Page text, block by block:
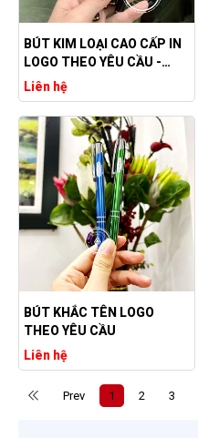
BÚT KIM LOẠI CAO CẤP IN
LOGO THEO YÊU CẦU -
BÚT KIM LOẠI VIỀN VÀNG
IN LOGO VINA E&C
Liên hệ
BÚT KHẮC TÊN LOGO
THEO YÊU CẦU
Liên hệ
Prev 1 2 3